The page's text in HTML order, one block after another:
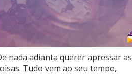
nada adianta querer apressar as
Tudo vem ao seu tempo,